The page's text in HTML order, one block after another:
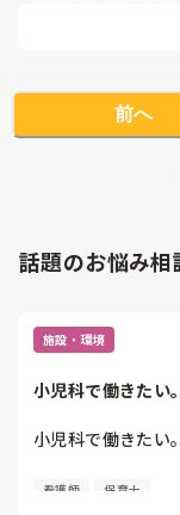
がらないと子ど
前へ
話題のお悩み相
施設・環境
小児科で働きたい。
小児科で働きたい。
看護師 保育士